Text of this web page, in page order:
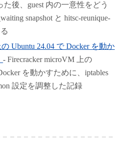
後、guest 内の一意性をどう
snapshot と hitsc-reunique-
の Ubuntu 24.04 で Docker を動か
- Firecracker microVM 上の
を動かすために、iptables
設定を調整した記録